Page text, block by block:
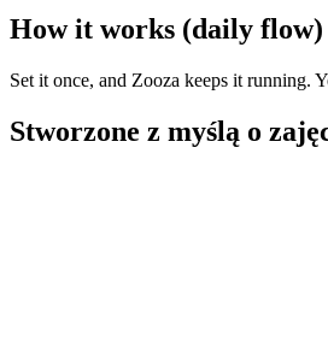
How it works (daily flow)
Set it once, and Zooza keeps it running.
Stworzone z myślą o